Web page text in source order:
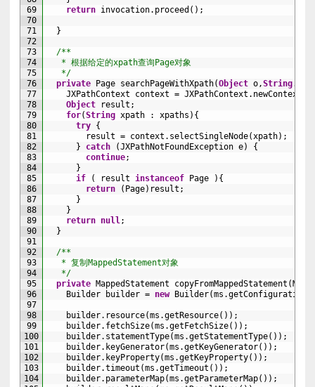
69
70
71
72
73
74
75
76
77
78
79
80
81
82
83
84
85
86
87
88
89
90
91
92
93
94
95
96
97
98
99
100
101
102
103
104
return invocation. proceed ( ) ;
}
/**
* 根据给定的xpath查询Page对象
*/
private
Page searchPageWithXpath(Object o,String.
JXPathContext context = JXPathContext . newContext
Object
result ;
for(String xpath : xpaths ) {
try {
result = context . selectSingleNode(xpath) ;
}
catch (JXPathNotFoundException e)
{
continue;
}
if
( result instanceof Page ) {
return
( Page) result ;
}
}
return null;
}
/**
* 复制MappedStatement对象
*/
private MappedStatement copyFromMappedStatement (
Builder
builder = new Builder(ms .getConfiguration
builder. resource(ms .getResource( ) ) ;
builder. fetchSize(ms .getFetchSize( ) ) ;
builder. statementType(ms .getStatementType( ) ) ;
builder. keyGenerator(ms .getKeyGenerator( ) ) ;
builder. keyProperty(ms .getKeyProperty( ) ) ;
builder.timeout (ms .getTimeout ( ) ) ;
builder. parameterMap(ms .getParameterMap( ) ) ;